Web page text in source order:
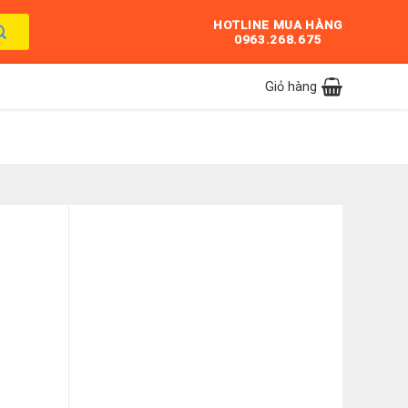
HOTLINE MUA HÀNG
0963.268.675
Giỏ hàng